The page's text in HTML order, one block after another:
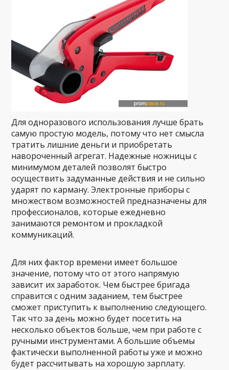
Для одноразового использования лучше брать
самую простую модель, потому что нет смысла
тратить лишние деньги и приобретать
навороченный агрегат. Надежные ножницы с
минимумом деталей позволят быстро
осуществить задуманные действия и не сильно
ударят по карману. Электронные приборы с
множеством возможностей предназначены для
профессионалов, которые ежедневно
занимаются ремонтом и прокладкой
коммуникаций.
Для них фактор времени имеет большое
значение, потому что от этого напрямую
зависит их заработок. Чем быстрее бригада
справится с одним заданием, тем быстрее
сможет приступить к выполнению следующего.
Так что за день можно будет посетить на
несколько объектов больше, чем при работе с
ручными инструментами. А большие объемы
фактически выполненной работы уже и можно
будет рассчитывать на хорошую зарплату.